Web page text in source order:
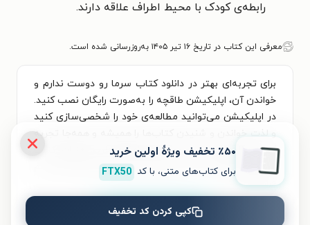
رابطه‌ی کودک با محیط اطراف علاقه دارند.
معرفی این کتاب در تاریخ ۱۶ تیر ۱۴۰۵ به‌روزرسانی شده است.
برای تجربه‌ای بهتر در دانلود کتاب سرما رو دوست ندارم و
خواندن آن، اپلیکیشن طاقچه را به‌صورت رایگان نصب کنید.
در اپلیکیشن می‌توانید مطالعه‌ی خود را شخصی‌سازی کنید
و لذت خواندن و شنیدن کتاب‌ها را همیشه و همه‌جا تجربه
کنید. علاوه‌بر دسترسی آسان، امکان خرید هزاران کتاب
صوتی و الکترونیکی با تخفیف‌های ویژه و بهترین قیمت هم
فراهم است.
نصب
٪۵۰ تخفیف ویژۀ اولین خرید
برای کتاب‌های متنی، با کد FTX50
کپی کردن کد تخفیف